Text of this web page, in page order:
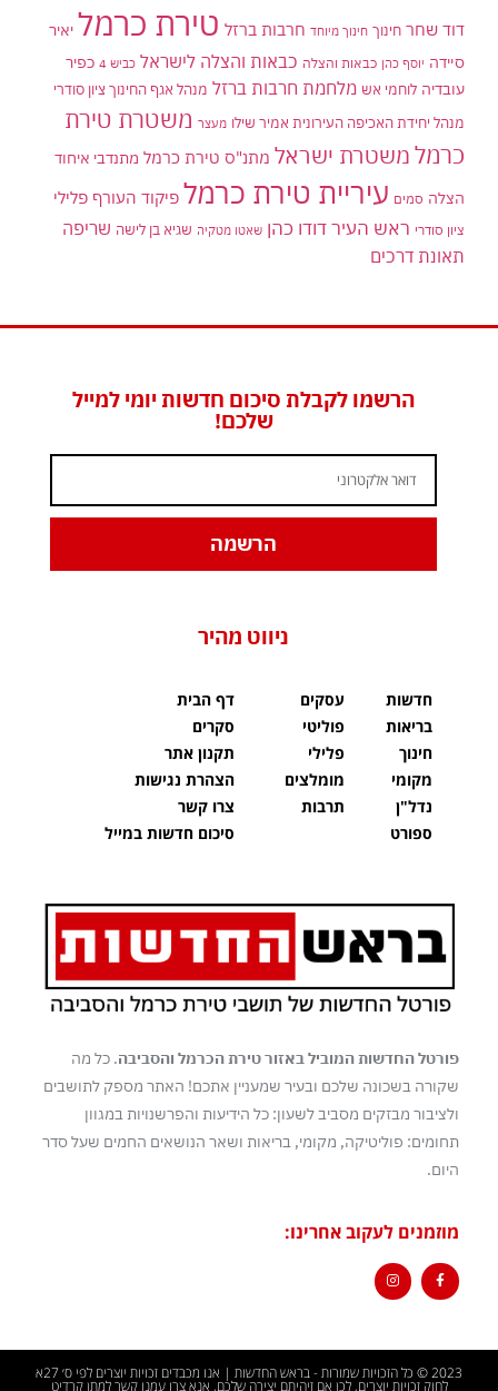
דוד שחר חינוך חינוך מיוחד חרבות ברזל טירת כרמל יאיר
סיידה יוסף כהן כבאות והצלה כבאות והצלה לישראל כביש 4
כפיר
עובדיה לוחמי אש מלחמת חרבות ברזל מנהל אגף החינוך ציון סודרי
מנהל יחידת האכיפה העירונית אמיר שילו מעצר משטרת טירת
כרמלמשטרת ישראל מתנ"ס טירת כרמל מתנדבי איחוד
הצלה סמים עיריית טירת כרמל פיקוד העורף פלילי
ציון סודרי ראש העיר דודו כהן שאטו מטקיה שגיא בן לישה שריפה
תאונת דרכים
הרשמו לקבלת סיכום חדשות יומי למייל
שלכם!
הרשמה
ניווט מהיר
חדשות
בריאות
חינוך
מקומי
נדל"ן
ספורט
עסקים
פוליטי
פלילי
מומלצים
תרבות
דף הבית
סקרים
תקנון אתר
הצהרת נגישות
צרו קשר
סיכום חדשות במייל
פורטל החדשות המוביל באזור טירת הכרמל והסביבה. כל מה
שקורה בשכונה שלכם ובעיר שמעניין אתכם! האתר מספק לתושבים
ולציבור מבזקים מסביב לשעון: כל הידיעות והפרשנויות במגוון
תחומים: פוליטיקה, מקומי, בריאות ושאר הנושאים החמים שעל סדר
היום.
מוזמנים לעקוב אחרינו:
2023 © כל הזכויות שמורות - בראש החדשות | אנו מכבדים זכויות יוצרים לפי ס׳ 27א
לחוק זכויות יוצרים, לכן אם זיהיתם יצירה שלכם, אנא צרו עמנו קשר למתן קרדיט